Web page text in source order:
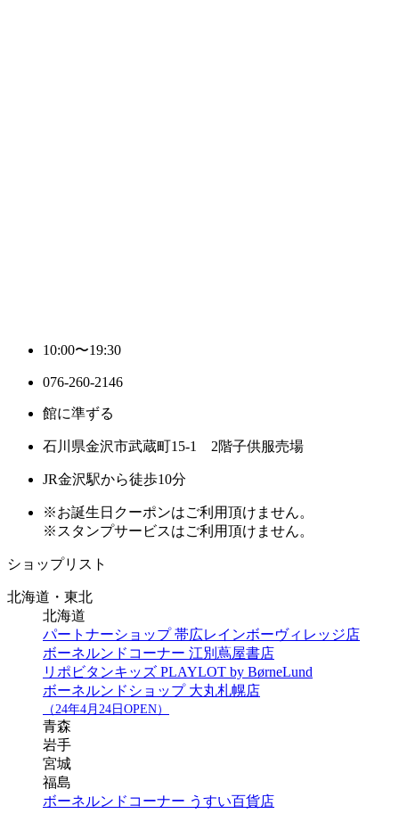
10:00〜19:30
076-260-2146
館に準ずる
石川県金沢市武蔵町15-1 2階子供服売場
JR金沢駅から徒歩10分
※お誕生日クーポンはご利用頂けません。
※スタンプサービスはご利用頂けません。
ショップリスト
北海道・東北
北海道
パートナーショップ 帯広レインボーヴィレッジ店
ボーネルンドコーナー 江別蔦屋書店
リポビタンキッズ PLAYLOT by BørneLund
ボーネルンドショップ 大丸札幌店
（24年4月24日OPEN）
青森
岩手
宮城
福島
ボーネルンドコーナー うすい百貨店